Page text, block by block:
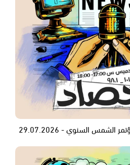
السنوي - 29.07.2026